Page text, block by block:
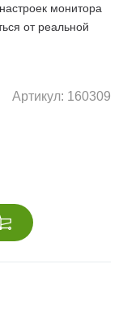
монитора
от реальной
Артикул: 160309